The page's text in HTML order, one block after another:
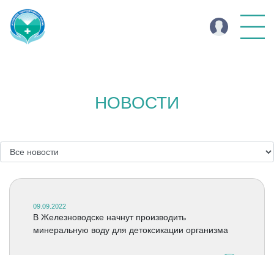
НОВОСТИ
09.09.2022
В Железноводске начнут производить
минеральную воду для детоксикации организма